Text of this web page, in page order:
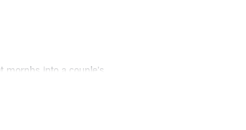
morphs into a couple’s
at love.
change anything. The
of lessening the divide